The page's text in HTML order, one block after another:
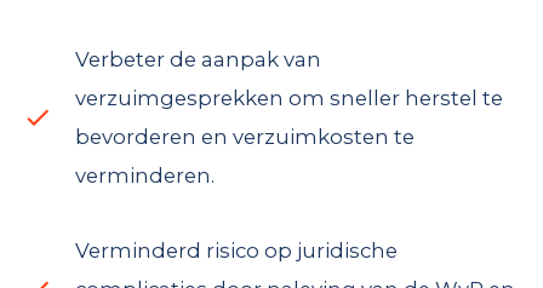
Verbeter de aanpak van
verzuimgesprekken om sneller herstel te
bevorderen en verzuimkosten te
verminderen.
Verminderd risico op juridische